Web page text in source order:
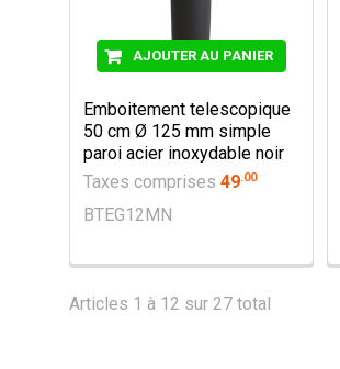
AJOUTER AU PANIER
Emboitement telescopique
50 cm Ø 125 mm simple
paroi acier inoxydable noir
Taxes comprises49.00
BTEG12MN
Articles 1 à 12 sur 27 total